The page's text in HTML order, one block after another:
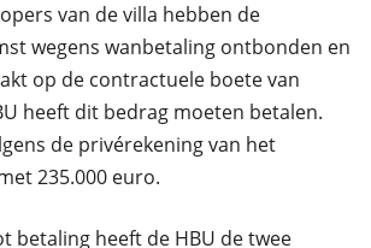
van de villa hebben de
wegens wanbetaling ontbonden en
op de contractuele boete van
heeft dit bedrag moeten betalen.
de privérekening van het
235.000 euro.
betaling heeft de HBU de twee